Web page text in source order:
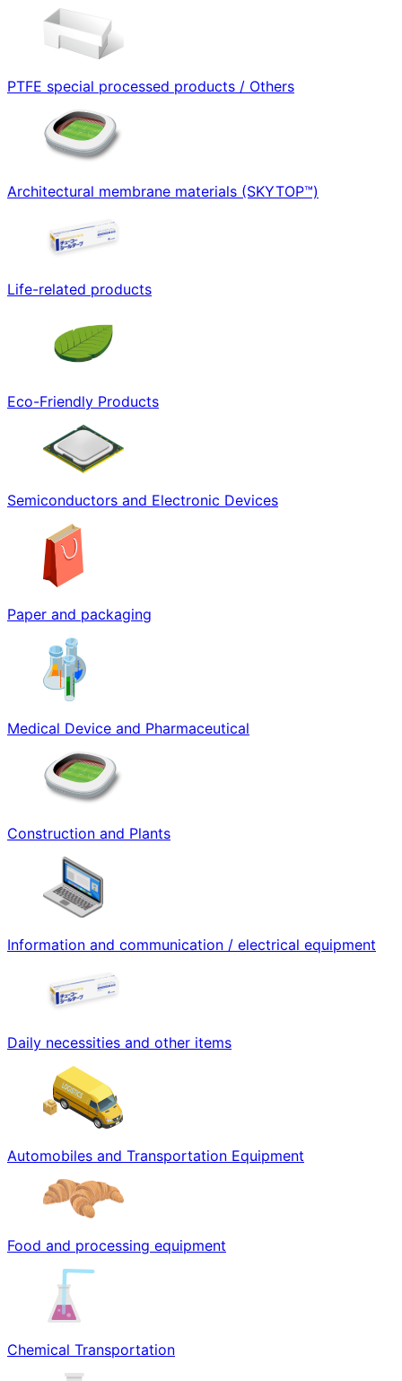
PTFE special processed products / Others
Architectural membrane materials (SKYTOP™)
Life-related products
Eco-Friendly Products
Semiconductors and Electronic Devices
Paper and packaging
Medical Device and Pharmaceutical
Construction and Plants
Information and communication / electrical equipment
Daily necessities and other items
Automobiles and Transportation Equipment
Food and processing equipment
Chemical Transportation